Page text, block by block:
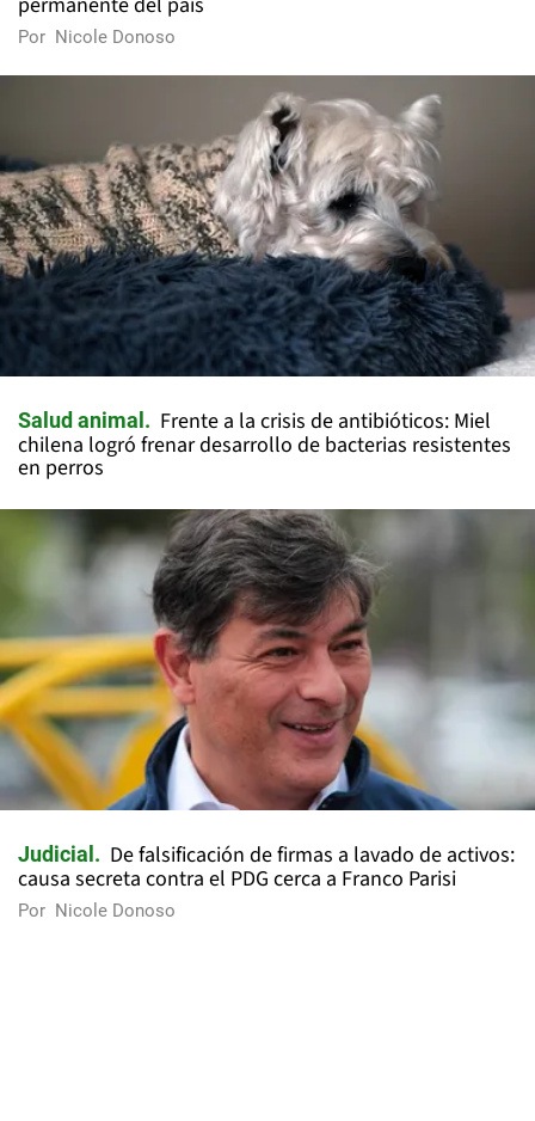
Por Nicole Donoso
Salud animal
Frente a la crisis de antibióticos: Miel
chilena logró frenar desarrollo de bacterias resistentes
en perros
Judicial
De falsificación de firmas a lavado de activos:
causa secreta contra el PDG cerca a Franco Parisi
Por Nicole Donoso